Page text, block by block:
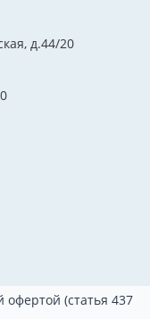
д.44/20
(статья 437